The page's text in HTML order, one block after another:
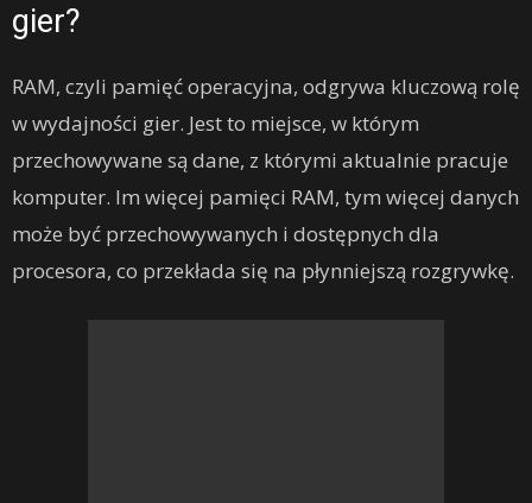
gier?
RAM, czyli pamięć operacyjna, odgrywa kluczową rolę
w wydajności gier. Jest to miejsce, w którym
przechowywane są dane, z którymi aktualnie pracuje
komputer. Im więcej pamięci RAM, tym więcej danych
może być przechowywanych i dostępnych dla
procesora, co przekłada się na płynniejszą rozgrywkę.